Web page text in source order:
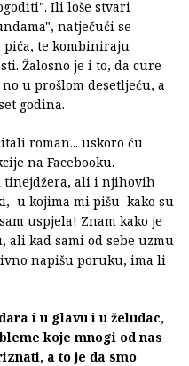
Ili loše stvari
natječući se
te kombiniraju
Žalosno je i to, da cure
u prošlom desetljeću, a
godina.
roman... uskoro ću
na Facebooku.
tinejdžera, ali i njihovih
u kojima mi pišu kako su
uspjela! Znam kako je
ali kad sami od sebe uzmu
napišu poruku, ima li
i u glavu i u želudac,
koje mnogi od nas
a to je da smo